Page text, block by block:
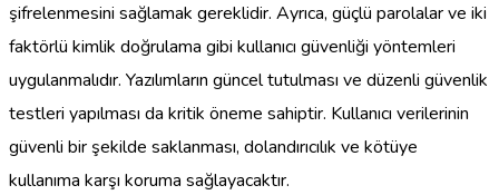
şifrelenmesini sağlamak gereklidir. Ayrıca, güçlü parolalar ve iki
faktörlü kimlik doğrulama gibi kullanıcı güvenliği yöntemleri
uygulanmalıdır. Yazılımların güncel tutulması ve düzenli güvenlik
testleri yapılması da kritik öneme sahiptir. Kullanıcı verilerinin
güvenli bir şekilde saklanması, dolandırıcılık ve kötüye
kullanıma karşı koruma sağlayacaktır.